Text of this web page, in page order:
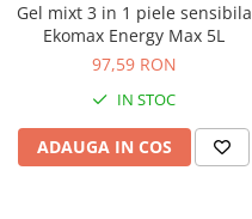
Gel mixt 3 in 1 piele sensibila
Ekomax Energy Max 5L
97,59 RON
IN STOC
ADAUGA IN COS